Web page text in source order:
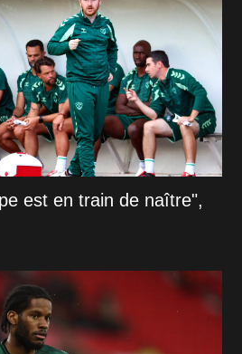
est en train de naître",